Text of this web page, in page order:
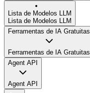
Lista de Modelos LLM
Lista de Modelos LLM
Ferramentas de IA Gratuitas
Ferramentas de IA Gratuitas
Agent API
Agent API